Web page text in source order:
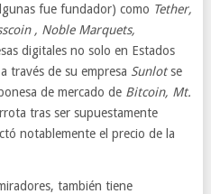
fue fundador) como Tether,
, Noble Marquets,
digitales no solo en Estados
través de su empresa Sunlotse
de mercado deBitcoin, Mt.
tras ser supuestamente
notablemente el precio de la
también tiene